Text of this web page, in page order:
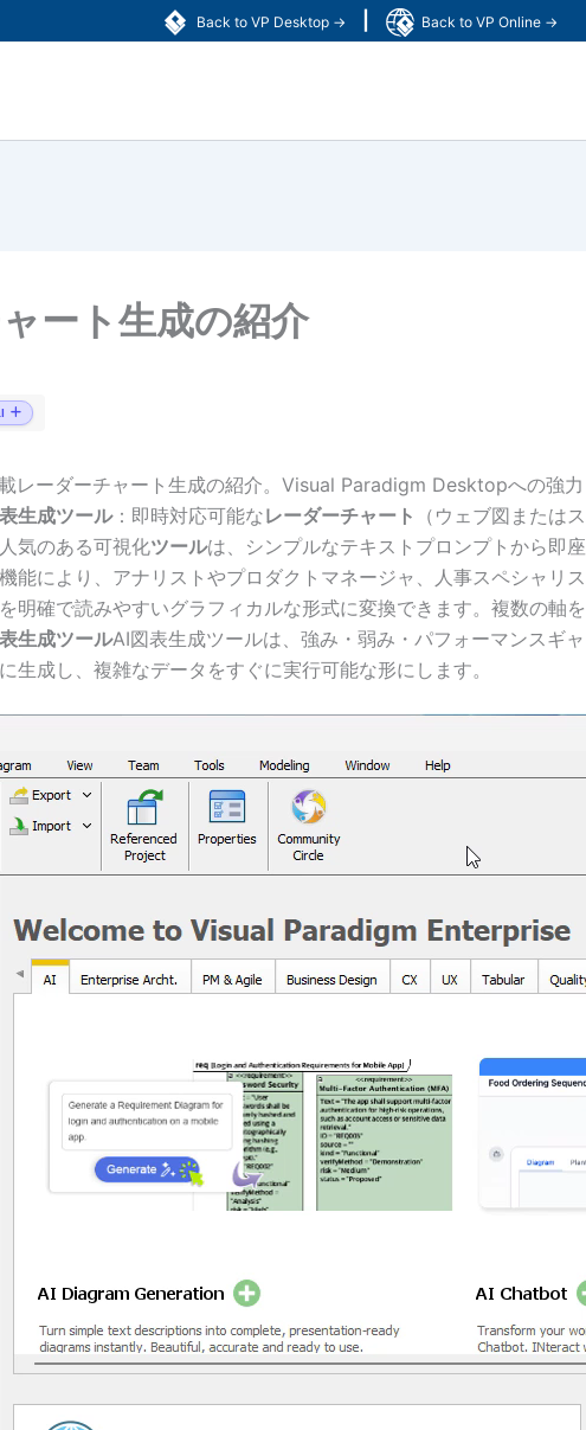
Back to VP Desktop → Back to VP Online →
ート生成の紹介
レーダーチャート生成の紹介。Visual Paradigm Desktopへの強力
生成ツール：即時対応可能なレーダーチャート
（ウェブ図またはス
気のある可視化ツールは、シンプルなテキストプロンプトから即座
能により、アナリストやプロダクトマネージャ、人事スペシャリス
明確で読みやすいグラフィカルな形式に変換できます。複数の軸を
生成ツールAI図表生成ツールは、強み・弱み・パフォーマンスギャ
生成し、複雑なデータをすぐに実行可能な形にします。